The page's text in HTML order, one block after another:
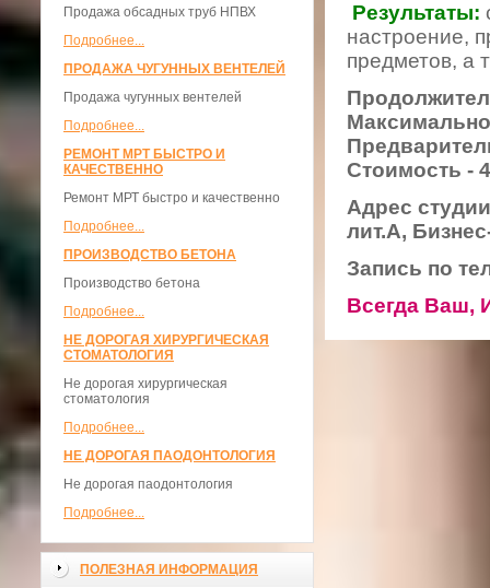
Продажа обсадных труб НПВХ
Подробнее...
ПРОДАЖА ЧУГУННЫХ ВЕНТЕЛЕЙ
Продажа чугунных вентелей
Подробнее...
РЕМОНТ МРТ БЫСТРО И
КАЧЕСТВЕННО
Ремонт МРТ быстро и качественно
Подробнее...
ПРОИЗВОДСТВО БЕТОНА
Производство бетона
Подробнее...
НЕ ДОРОГАЯ ХИРУРГИЧЕСКАЯ
СТОМАТОЛОГИЯ
Не дорогая хирургическая
стоматология
Подробнее...
НЕ ДОРОГАЯ ПАОДОНТОЛОГИЯ
Не дорогая паодонтология
Подробнее...
ПОЛЕЗНАЯ ИНФОРМАЦИЯ
Результаты:
настроение,
предметов, а
Стоимость -
Адрес
лит.А,
Запись по
Всегда Ваш,